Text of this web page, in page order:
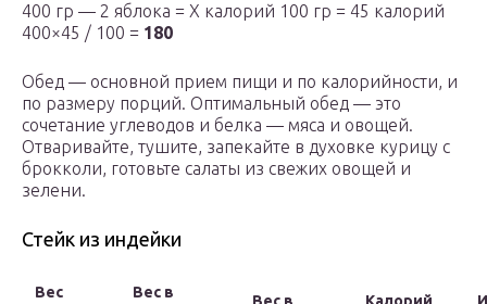
400 гр — 2 яблока = Х калорий 100 гр = 45 калорий
400×45 / 100 = 180
Обед — основной прием пищи и по калорийности, и
по размеру порций. Оптимальный обед — это
сочетание углеводов и белка — мяса и овощей.
Отваривайте, тушите, запекайте в духовке курицу с
брокколи, готовьте салаты из свежих овощей и
зелени.
Стейк из индейки
Вес
Вес в